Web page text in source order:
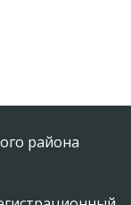
района